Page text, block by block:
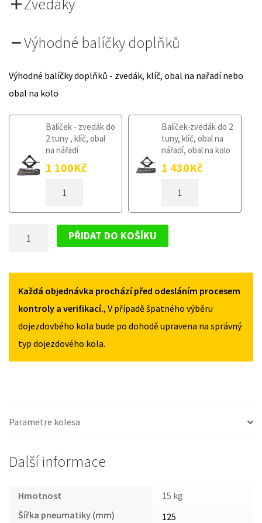
Zvedáky
Výhodné balíčky doplňků
Výhodné balíčky doplňků - zvedák, klíč, obal na nařadí nebo
obal na kolo
Balíček - zvedák do
2 tuny , klíč, obal
na nářadí
1 100Kč
KOLO
OD
Balíček-zvedák do 2
tuny, klíč, obal na
nářadí, obal na kolo
1 430Kč
KOLO
OD
IMPREZA
OD
125/70R17
MNOŽSTVÍ
PŘIDAT DO KOŠÍKU
Každá objednávka prochází před odesláním procesem
kontroly a verifikací., V případě špatného výběru
dojezdovbého kola bude po dohodě upravena na správný
typ dojezdového kola.
Parametre kolesa
Další informace
Hmotnost
15 kg
Šířka pneumatiky (mm)
125